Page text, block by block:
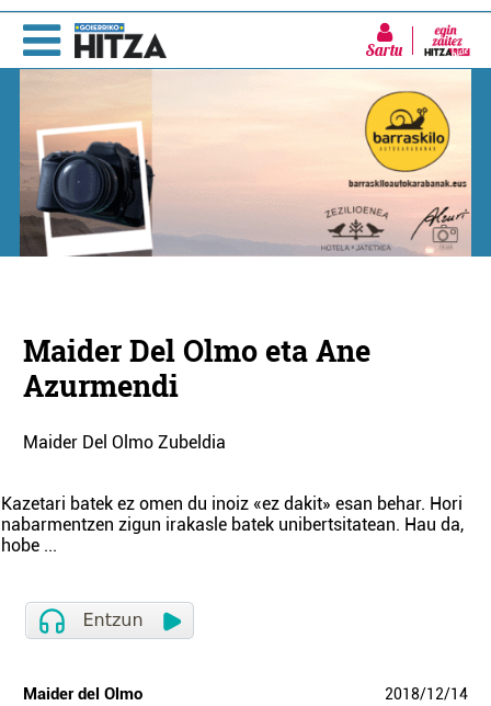
Sartu
Maider Del Olmo eta Ane
Azurmendi
Maider Del Olmo Zubeldia
Kazetari batek ez omen du inoiz «ez dakit» esan behar. Hori
nabarmentzen zigun irakasle batek unibertsitatean. Hau da,
hobe ...
Maider del Olmo 2018/12/14